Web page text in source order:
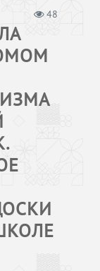
48